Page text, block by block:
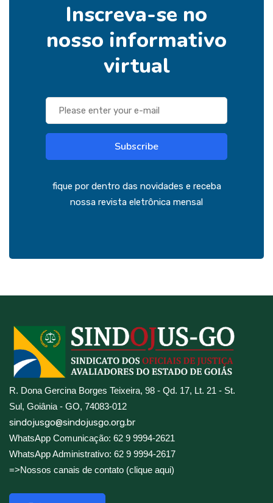
Inscreva-se no
nosso informativo
virtual
Subscribe
fique por dentro das novidades e receba
nossa revista eletrônica mensal
R. Dona Gercina Borges Teixeira, 98 - Qd. 17, Lt. 21 - St.
Sul, Goiânia - GO, 74083-012
sindojusgo@sindojusgo.org.br
WhatsApp Comunicação: 62 9 9994-2621
WhatsApp Administrativo: 62 9 9994-2617
=>Nossos canais de contato (clique aqui)